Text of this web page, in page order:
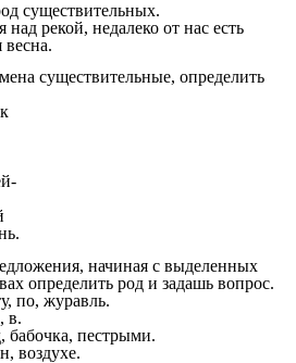
существительных.
рекой, недалеко от нас есть
весна.
существительные, определить
начиная с выделенных
определить род и задашь вопрос.
по, журавль.
в.
бабочка, пестрыми.
воздухе.